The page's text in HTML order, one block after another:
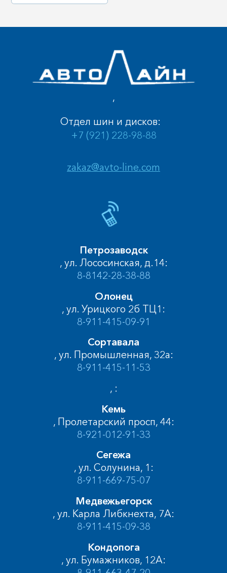
,
zakaz@avto-line.com
Отдел шин и дисков:
+7 (921) 228-98-88
Петрозаводск
, ул. Лососинская, д.14:
8-8142-28-38-88
Олонец
, ул. Урицкого 2б ТЦ1:
8-911-415-09-91
Сортавала
, ул. Промышленная, 32а:
8-911-415-11-53
, :
Кемь
, Пролетарский просп, 44:
8-921-012-91-33
Сегежа
, ул. Солунина, 1:
8-911-669-75-07
Медвежьегорск
, ул. Карла Либкнехта, 7А:
8-911-415-09-38
Кондопога
, ул. Бумажников, 12А: